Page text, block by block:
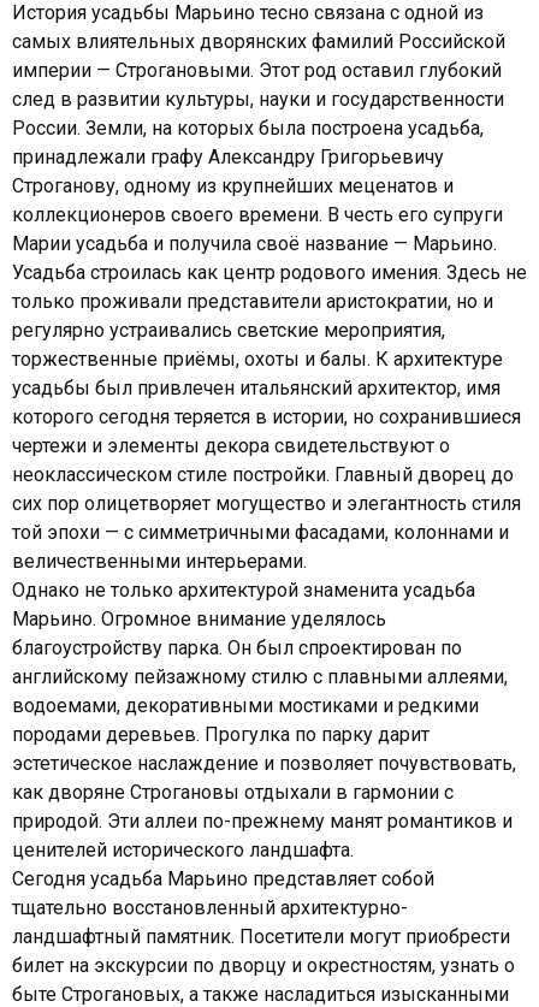
История усадьбы Марьино тесно связана с одной из
самых влиятельных дворянских фамилий Российской
империи — Строгановыми. Этот род оставил глубокий
след в развитии культуры, науки и государственности
России. Земли, на которых была построена усадьба,
принадлежали графу Александру Григорьевичу
Строганову, одному из крупнейших меценатов и
коллекционеров своего времени. В честь его супруги
Марии усадьба и получила своё название — Марьино.
Усадьба строилась как центр родового имения. Здесь не
только проживали представители аристократии, но и
регулярно устраивались светские мероприятия,
торжественные приёмы, охоты и балы. К архитектуре
усадьбы был привлечен итальянский архитектор, имя
которого сегодня теряется в истории, но сохранившиеся
чертежи и элементы декора свидетельствуют о
неоклассическом стиле постройки. Главный дворец до
сих пор олицетворяет могущество и элегантность стиля
той эпохи — с симметричными фасадами, колоннами и
величественными интерьерами.
Однако не только архитектурой знаменита усадьба
Марьино. Огромное внимание уделялось
благоустройству парка. Он был спроектирован по
английскому пейзажному стилю с плавными аллеями,
водоемами, декоративными мостиками и редкими
породами деревьев. Прогулка по парку дарит
эстетическое наслаждение и позволяет почувствовать,
как дворяне Строгановы отдыхали в гармонии с
природой. Эти аллеи по-прежнему манят романтиков и
ценителей исторического ландшафта.
Сегодня усадьба Марьино представляет собой
тщательно восстановленный архитектурно-
ландшафтный памятник. Посетители могут приобрести
билет на экскурсии по дворцу и окрестностям, узнать о
быте Строгановых, а также насладиться изысканными